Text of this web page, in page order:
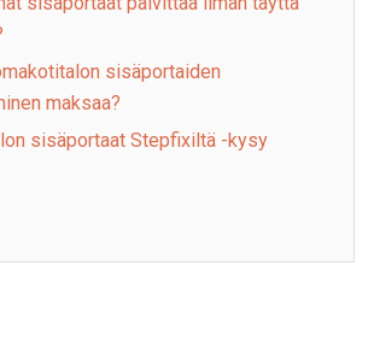
sisäportaiden
maksaa?
sisäportaat Stepfixiltä -kysy